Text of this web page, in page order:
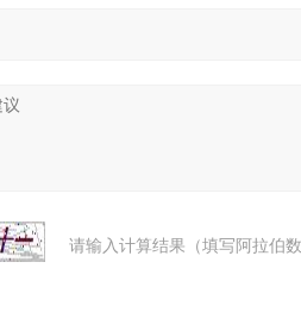
请输入计算结果（填写阿拉伯